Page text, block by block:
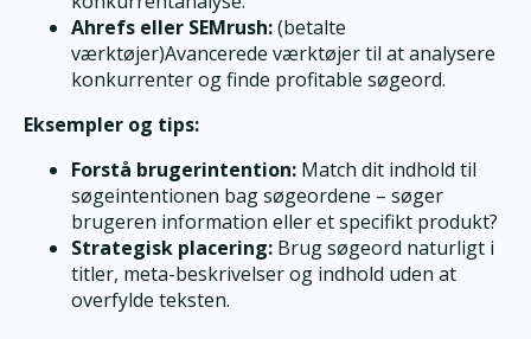
Ahrefs eller SEMrush:(betalte
værktøjer)Avancerede værktøjer til at analysere
konkurrenter og finde profitable søgeord.
Eksempler og tips:
Forstå brugerintention: Match dit indhold til
søgeintentionen bag søgeordene – søger
brugeren information eller et specifikt produkt?
Strategisk placering: Brug søgeord naturligt i
titler, meta-beskrivelser og indhold uden at
overfylde teksten.